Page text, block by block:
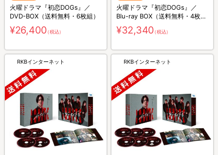
火曜ドラマ『初恋DOGs』／
DVD-BOX（送料無料・6枚組）
¥26,400（税込）
火曜ドラマ『初恋DOGs』／
Blu-ray BOX（送料無料・4枚
組）
¥32,340（税込）
RKBインターネット RKBインターネット